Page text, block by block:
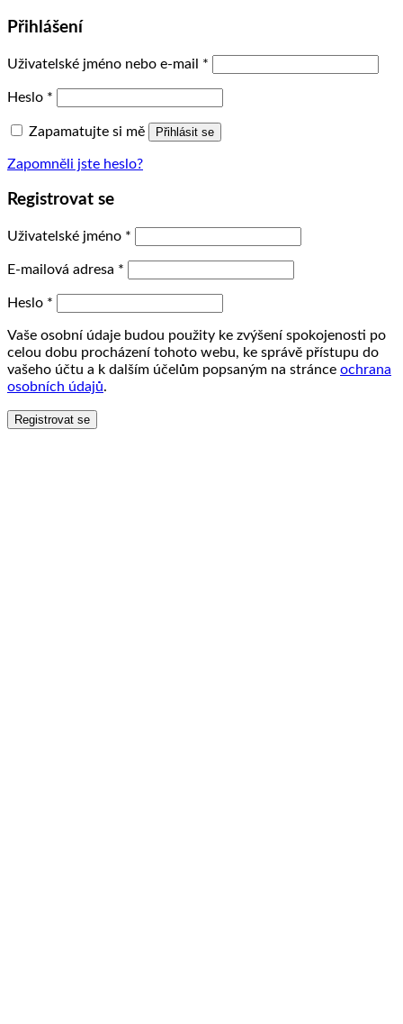
Přihlášení
Uživatelské jméno nebo e-mail *
Heslo *
Zapamatujte si mě Přihlásit se
Zapomněli jste heslo?
Registrovat se
Uživatelské jméno *
E-mailová adresa *
Heslo *
Vaše osobní údaje budou použity ke zvýšení spokojenosti po
celou dobu procházení tohoto webu, ke správě přístupu do
vašeho účtu a k dalším účelům popsaným na stránce ochrana
osobních údajů.
Registrovat se